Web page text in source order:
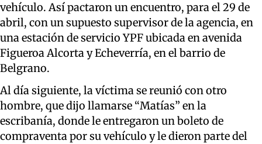
vehículo. Así pactaron un encuentro, para el 29 de
abril, con un supuesto supervisor de la agencia, en
una estación de servicio YPF ubicada en avenida
Figueroa Alcorta y Echeverría, en el barrio de
Belgrano.
Al día siguiente, la víctima se reunió con otro
hombre, que dijo llamarse “Matías” en la
escribanía, donde le entregaron un boleto de
compraventa por su vehículo y le dieron parte del